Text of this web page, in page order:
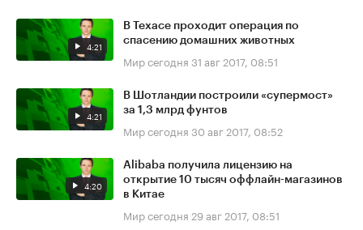
4:21
В Техасе проходит операция по
спасению домашних животных
Мир сегодня 31 авг 2017, 08:51
4:21
В Шотландии построили «супермост»
за 1,3 млрд фунтов
Мир сегодня 30 авг 2017, 08:52
4:20
Alibaba получила лицензию на
открытие 10 тысяч оффлайн-магазинов
в Китае
Мир сегодня 29 авг 2017, 08:51